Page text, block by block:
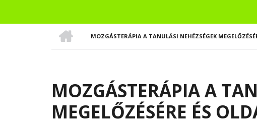
MORZSA
MOZGÁSTERÁPIA A TANULÁSI NEHÉZSÉGEK
MOZGÁSTERÁPIA A
MEGELŐZÉSÉRE ÉS